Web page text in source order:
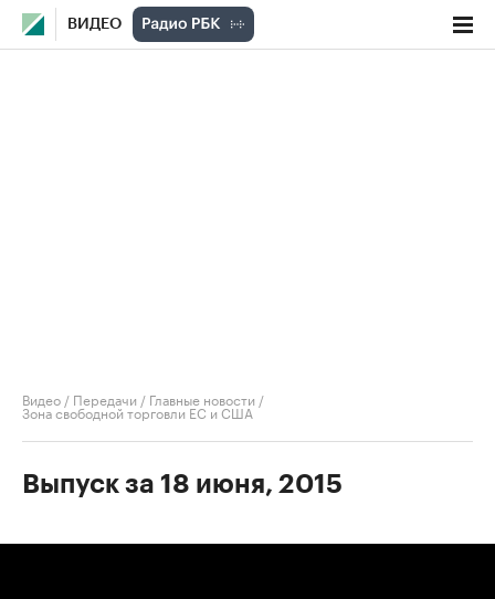
ВИДЕО
Видео / Передачи / Главные новости /
Зона свободной торговли ЕС и США
Выпуск за 18 июня, 2015